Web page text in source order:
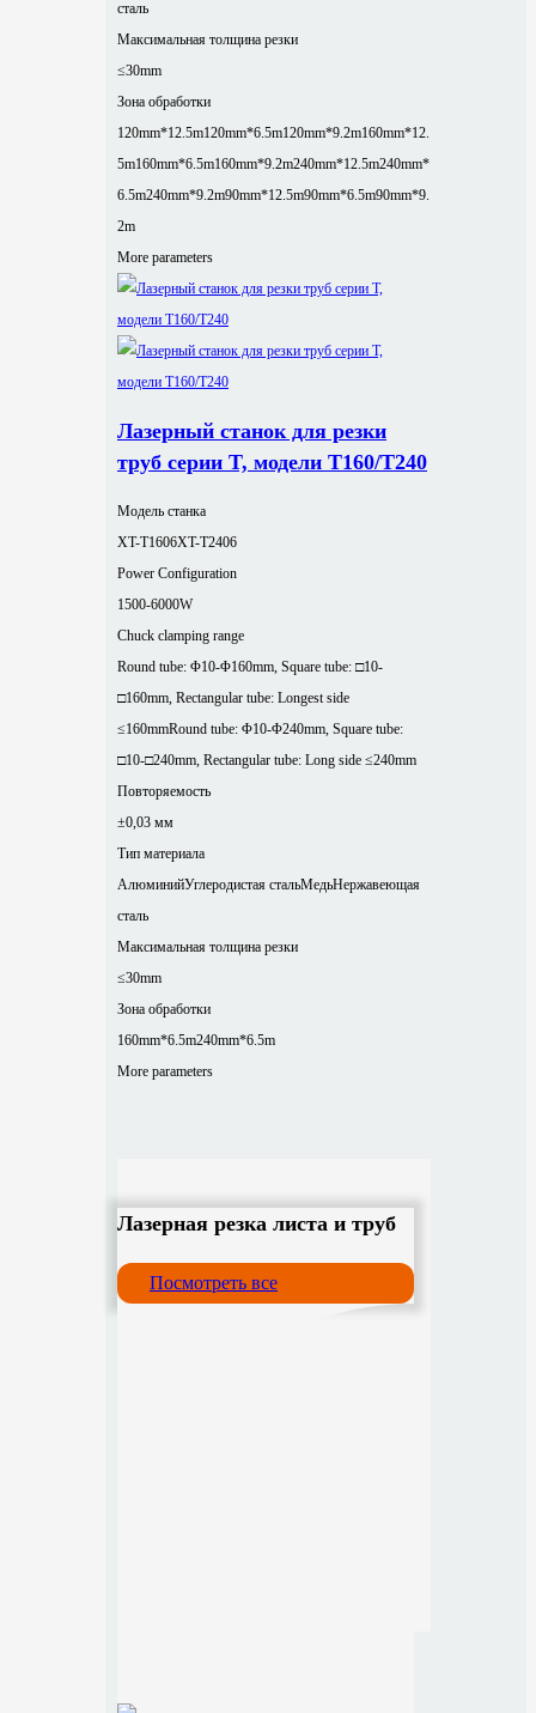
сталь
Максимальная толщина резки
≤30mm
Зона обработки
120mm*12.5m120mm*6.5m120mm*9.2m160mm*12.
5m160mm*6.5m160mm*9.2m240mm*12.5m240mm*
6.5m240mm*9.2m90mm*12.5m90mm*6.5m90mm*9.
2m
More parameters
Лазерный станок для резки
труб серии T, модели T160/T240
Модель станка
XT-T1606XT-T2406
Power Configuration
1500-6000W
Chuck clamping range
Round tube: Φ10-Φ160mm, Square tube: □10-
□160mm, Rectangular tube: Longest side
≤160mmRound tube: Φ10-Φ240mm, Square tube:
□10-□240mm, Rectangular tube: Long side ≤240mm
Повторяемость
±0,03 мм
Тип материала
АлюминийУглеродистая стальМедьНержавеющая
сталь
Максимальная толщина резки
≤30mm
Зона обработки
160mm*6.5m240mm*6.5m
More parameters
Лазерная резка листа и труб
Посмотреть все